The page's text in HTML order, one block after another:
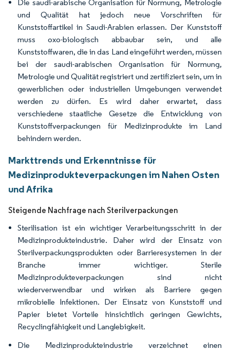
Die saudi-arabische Organisation für Normung, Metrologie
und Qualität hat jedoch neue Vorschriften für
Kunststoffartikel in Saudi-Arabien erlassen. Der Kunststoff
muss oxo-biologisch abbaubar sein, und alle
Kunststoffwaren, die in das Land eingeführt werden, müssen
bei der saudi-arabischen Organisation für Normung,
Metrologie und Qualität registriert und zertifiziert sein, um in
gewerblichen oder industriellen Umgebungen verwendet
werden zu dürfen. Es wird daher erwartet, dass
verschiedene staatliche Gesetze die Entwicklung von
Kunststoffverpackungen für Medizinprodukte im Land
behindern werden.
Markttrends und Erkenntnisse für
Medizinprodukteverpackungen im Nahen Osten
und Afrika
Steigende Nachfrage nach Sterilverpackungen
Sterilisation ist ein wichtiger Verarbeitungsschritt in der
Medizinprodukteindustrie. Daher wird der Einsatz von
Sterilverpackungsprodukten oder Barrieresystemen in der
Branche immer wichtiger. Sterile
Medizinprodukteverpackungen sind nicht
wiederverwendbar und wirken als Barriere gegen
mikrobielle Infektionen. Der Einsatz von Kunststoff und
Papier bietet Vorteile hinsichtlich geringen Gewichts,
Recyclingfähigkeit und Langlebigkeit.
Die Medizinprodukteindustrie verzeichnet einen